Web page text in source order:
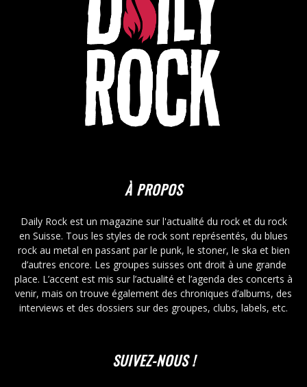
À PROPOS
Daily Rock est un magazine sur l'actualité du rock et du rock
en Suisse. Tous les styles de rock sont représentés, du blues
rock au metal en passant par le punk, le stoner, le ska et bien
d’autres encore. Les groupes suisses ont droit à une grande
place. L’accent est mis sur l’actualité et l’agenda des concerts à
venir, mais on trouve également des chroniques d’albums, des
interviews et des dossiers sur des groupes, clubs, labels, etc.
SUIVEZ-NOUS !